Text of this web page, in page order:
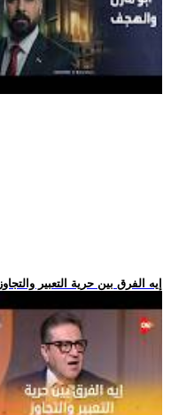
.. إيه الفرق بين حرية التعبير